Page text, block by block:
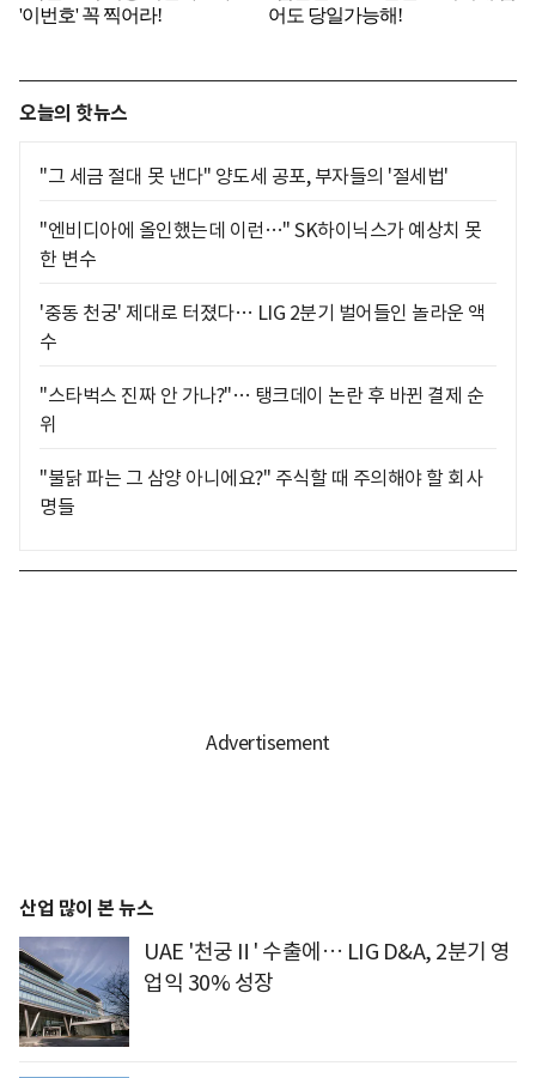
오늘의 핫뉴스
"그 세금 절대 못 낸다" 양도세 공포, 부자들의 '절세법'
"엔비디아에 올인했는데 이런…" SK하이닉스가 예상치 못
한 변수
'중동 천궁' 제대로 터졌다… LIG 2분기 벌어들인 놀라운 액
수
"스타벅스 진짜 안 가나?"… 탱크데이 논란 후 바뀐 결제 순
위
"불닭 파는 그 삼양 아니에요?" 주식할 때 주의해야 할 회사
명들
산업 많이 본 뉴스
UAE '천궁Ⅱ' 수출에… LIG D&A, 2분기 영
업익 30% 성장